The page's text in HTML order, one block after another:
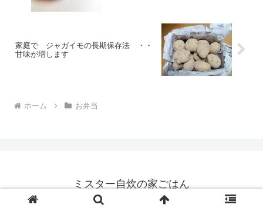
家庭で ジャガイモの長期保存法 ・・
甘味が増します
ホーム お弁当
ミスター自炊の家ごはん
© 2021 ミスター自炊の家ごはん.